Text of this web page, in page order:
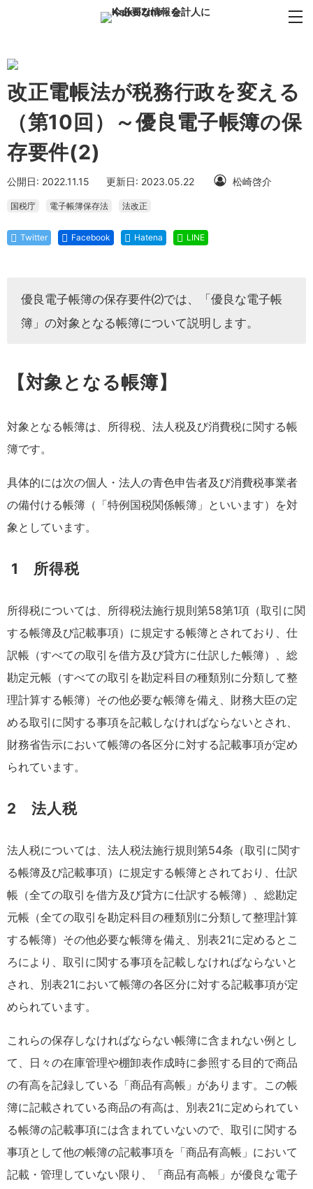
改正電帳法が税務行政を変える
（第10回）～優良電子帳簿の保
存要件(2)
公開日: 2022.11.15 更新日: 2023.05.22 松崎啓介
国税庁 電子帳簿保存法 法改正
Twitter Facebook Hatena LINE
優良電子帳簿の保存要件⑵では、「優良な電子帳
簿」の対象となる帳簿について説明します。
【対象となる帳簿】
対象となる帳簿は、所得税、法人税及び消費税に関する帳
簿です。
具体的には次の個人・法人の青色申告者及び消費税事業者
の備付ける帳簿（「特例国税関係帳簿」といいます）を対
象としています。
1 所得税
所得税については、所得税法施行規則第58第1項（取引に関
する帳簿及び記載事項）に規定する帳簿とされており、仕
訳帳（すべての取引を借方及び貸方に仕訳した帳簿）、総
勘定元帳（すべての取引を勘定科目の種類別に分類して整
理計算する帳簿）その他必要な帳簿を備え、財務大臣の定
める取引に関する事項を記載しなければならないとされ、
財務省告示において帳簿の各区分に対する記載事項が定め
られています。
2 法人税
法人税については、法人税法施行規則第54条（取引に関す
る帳簿及び記載事項）に規定する帳簿とされており、仕訳
帳（全ての取引を借方及び貸方に仕訳する帳簿）、総勘定
元帳（全ての取引を勘定科目の種類別に分類して整理計算
する帳簿）その他必要な帳簿を備え、別表21に定めるとこ
ろにより、取引に関する事項を記載しなければならないと
され、別表21において帳簿の各区分に対する記載事項が定
められています。
これらの保存しなければならない帳簿に含まれない例とし
て、日々の在庫管理や棚卸表作成時に参照する目的で商品
の有高を記録している「商品有高帳」があります。この帳
簿に記載されている商品の有高は、別表21に定められてい
る帳簿の記載事項には含まれていないので、取引に関する
事項として他の帳簿の記載事項を「商品有高帳」において
記載・管理していない限り、「商品有高帳」が優良な電子